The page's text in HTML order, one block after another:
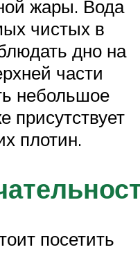
жары. Вода
чистых в
дно на
части
небольшое
присутствует
плотин.
посетить